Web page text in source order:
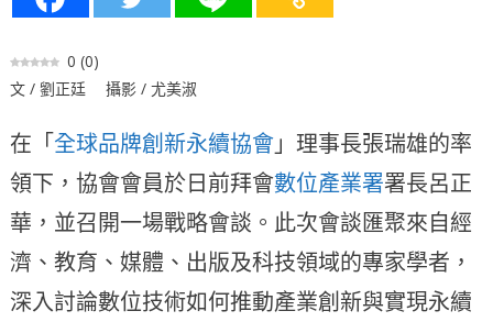
0 (0)
文 / 劉正廷 攝影 / 尤美淑
在「全球品牌創新永續協會」理事長張瑞雄的率
領下，協會會員於日前拜會數位產業署署長呂正
華，並召開一場戰略會談。此次會談匯聚來自經
濟、教育、媒體、出版及科技領域的專家學者，
深入討論數位技術如何推動產業創新與實現永續